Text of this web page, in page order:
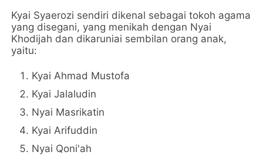
Kyai Syaerozi sendiri dikenal sebagai tokoh agama
yang disegani, yang menikah dengan Nyai
Khodijah dan dikaruniai sembilan orang anak,
yaitu:
Kyai Ahmad Mustofa
Kyai Jalaludin
Nyai Masrikatin
Kyai Arifuddin
Nyai Qoni'ah